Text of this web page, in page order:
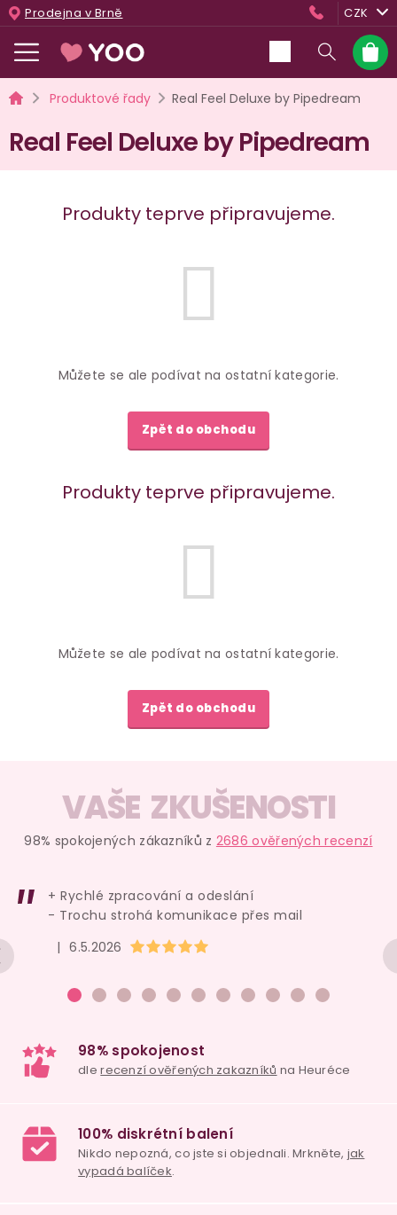
Přejít
na
obsah
Prodejna v Brně CZK
košík
DomůProduktové řady Real Feel Deluxe by Pipedream
Real Feel Deluxe by Pipedream
Produkty teprve připravujeme.
Můžete se ale podívat na ostatní kategorie.
Zpět do obchodu
Produkty teprve připravujeme.
Můžete se ale podívat na ostatní kategorie.
Zpět do obchodu
VAŠE ZKUŠENOSTI
98% spokojených zákazníků z 2686 ověřených recenzí
Hodnocení obchodu je 5 z 5 hvězdiček.
| 6.5.2026
+ Rychlé zpracování a odeslání
- Trochu strohá komunikace přes mail
98% spokojenost